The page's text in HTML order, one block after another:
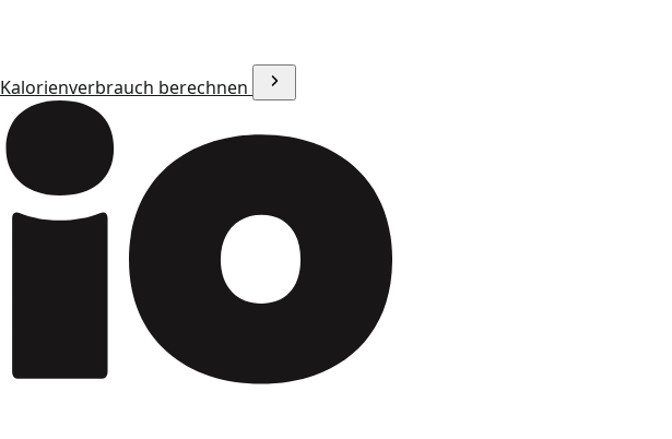
Kalorienverbrauch berechnen